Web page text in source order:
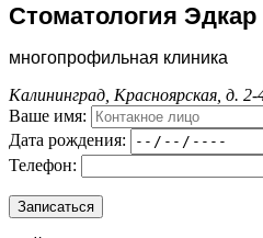
Стоматология
многопрофильная клиника
Калининград, Красноярская, д. 2-
Ваше имя:
Дата рождения:
Телефон: